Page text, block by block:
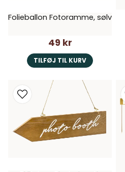
Folieballon Fotoramme, sølv
49 kr
TILFØJ TIL KURV